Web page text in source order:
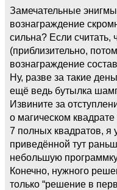
Замечательные
вознаграждение
сильна? Если считать,
(приблизительно,
вознаграждение
Ну, разве за такие
ещё ведь бутылка
Извините за
о магическом
7 полных квадратов, я
приведённой тут
небольшую
Конечно, нужного
только “решение в